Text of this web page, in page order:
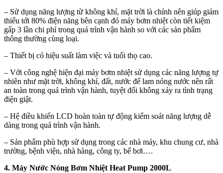
– Sử dụng năng lượng từ không khí, mặt trời là chính nên giúp giảm
thiểu tới 80% điện năng bên cạnh đó máy bơm nhiệt còn tiết kiệm
gấp 3 lần chi phí trong quá trình vận hành so với các sản phẩm
thông thường cùng loại.
– Thiết bị có hiệu suất làm việc và tuổi thọ cao.
– Với công nghệ hiện đại máy bơm nhiệt sử dụng các năng lượng tự
nhiên như mặt trời, không khí, đất, nước để lam nóng nước nên rất
an toàn trong quá trình vận hành, tuyệt đối không xảy ra tình trạng
điện giật.
– Hệ điều khiển LCD hoàn toàn tự động kiểm soát năng lượng dễ
dàng trong quá trình vận hành.
– Sản phẩm phù hợp sử dụng trong các nhà máy, khu chung cư, nhà
trường, bệnh viện, nhà hàng, công ty, bể bơi….
4. Máy Nước Nóng Bơm NhiệtHeat Pump 2000L